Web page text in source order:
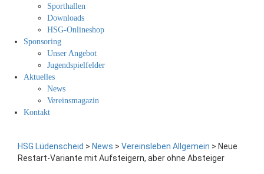
Sporthallen
Downloads
HSG-Onlineshop
Sponsoring
Unser Angebot
Jugendspielfelder
Aktuelles
News
Vereinsmagazin
Kontakt
HSG Lüdenscheid > News > Vereinsleben Allgemein > Neue
Restart-Variante mit Aufsteigern, aber ohne Absteiger